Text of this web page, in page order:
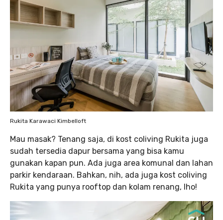
Rukita Karawaci Kimbelloft
Mau masak? Tenang saja, di kost coliving Rukita juga
sudah tersedia dapur bersama yang bisa kamu
gunakan kapan pun. Ada juga area komunal dan lahan
parkir kendaraan. Bahkan, nih, ada juga kost coliving
Rukita yang punya rooftop dan kolam renang, lho!